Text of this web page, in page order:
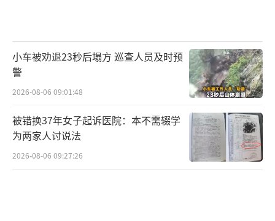
小车被劝退23秒后塌方 巡查人员及时预
警
2026-08-06 09:01:48
被错换37年女子起诉医院：本不需辍学
为两家人讨说法
2026-08-06 09:27:26